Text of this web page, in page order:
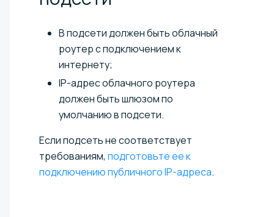
В подсети должен быть облачный
роутер с подключением к
интернету;
IP-адрес облачного роутера
должен быть шлюзом по
умолчанию в подсети.
Если подсеть не соответствует
требованиям, подготовьте ее к
подключению публичного IP-адреса.